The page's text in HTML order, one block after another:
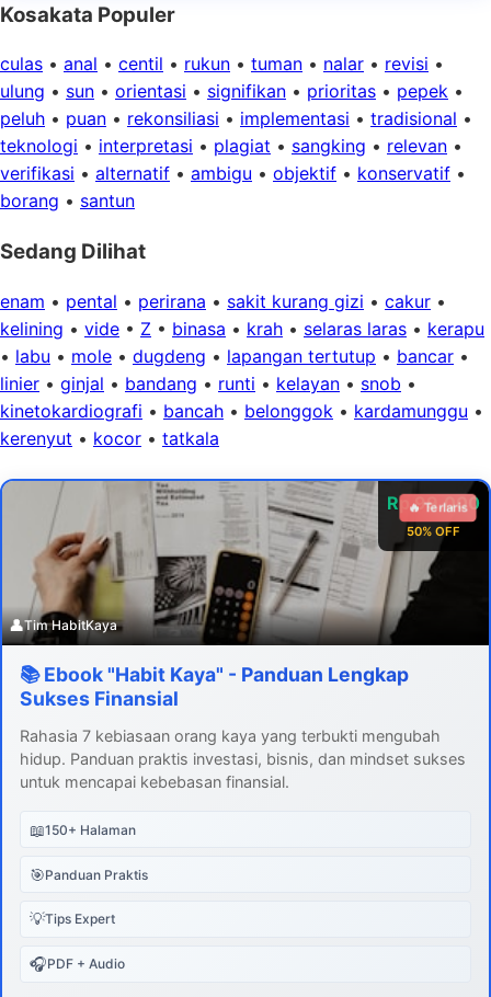
Kosakata Populer
culas • anal • centil • rukun • tuman • nalar • revisi •
ulung • sun • orientasi • signifikan • prioritas • pepek •
peluh • puan • rekonsiliasi • implementasi • tradisional •
teknologi • interpretasi • plagiat • sangking • relevan •
verifikasi • alternatif • ambigu • objektif • konservatif •
borang • santun
Sedang Dilihat
enam • pental • perirana • sakit kurang gizi • cakur •
kelining • vide • Z • binasa • krah • selaras laras • kerapu
• labu • mole • dugdeng • lapangan tertutup • bancar •
linier • ginjal • bandang • runti • kelayan • snob •
kinetokardiografi • bancah • belonggok • kardamunggu •
kerenyut • kocor • tatkala
Rp 99.000
50% OFF
🔥 Terlaris
👤Tim HabitKaya
📚 Ebook "Habit Kaya" - Panduan Lengkap
Sukses Finansial
Rahasia 7 kebiasaan orang kaya yang terbukti mengubah
hidup. Panduan praktis investasi, bisnis, dan mindset sukses
untuk mencapai kebebasan finansial.
📖150+ Halaman
🎯Panduan Praktis
💡Tips Expert
🎧PDF + Audio